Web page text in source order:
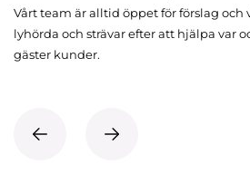
Vårt team är alltid öppet för förslag och
lyhörda och strävar efter att hjälpa var
gäster kunder.